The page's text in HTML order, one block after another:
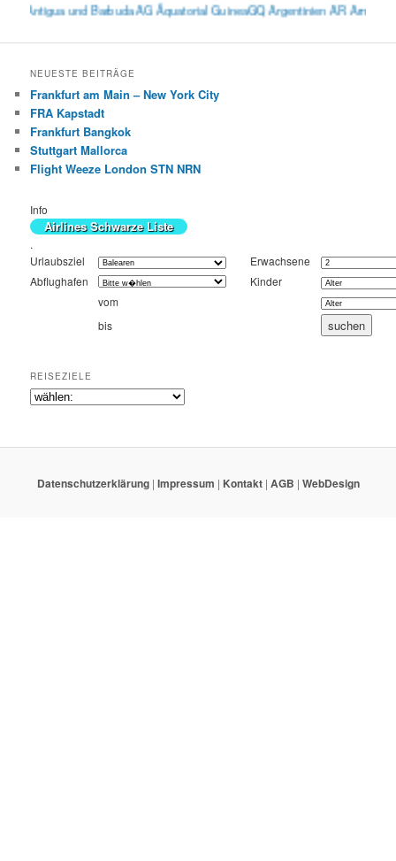
Barbuda AG Äquatorial GuineaGQ Argentinien AR Armenien AM
NEUESTE BEITRÄGE
Frankfurt am Main – New York City
FRA Kapstadt
Frankfurt Bangkok
Stuttgart Mallorca
Flight Weeze London STN NRN
Info
Airlines Schwarze Liste
.
Urlaubsziel
Erwachsene
Abflughafen
Kinder
vom
bis
REISEZIELE
Datenschutzerklärung| Impressum | Kontakt| AGB | WebDesign